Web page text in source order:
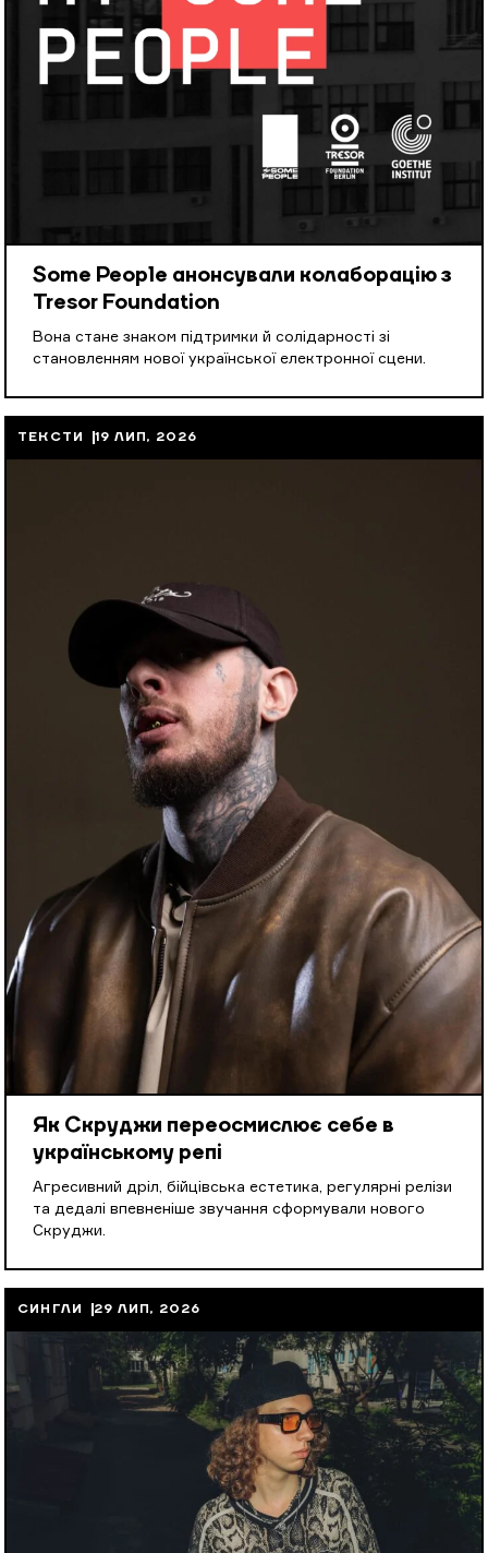
Some People анонсували колаборацію з
Tresor Foundation
Вона стане знаком підтримки й солідарності зі
становленням нової української електронної сцени.
ТЕКСТИ 19 ЛИП, 2026
Як Скруджи переосмислює себе в
українському репі
Агресивний дріл, бійцівська естетика, регулярні релізи
та дедалі впевненіше звучання сформували нового
Скруджи.
СИНГЛИ 29 ЛИП, 2026